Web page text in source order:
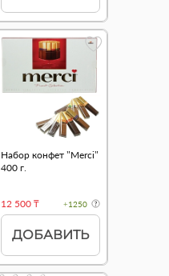
Набор конфет "Merci"
400 г.
12 500 ₸ +1250
ДОБАВИТЬ